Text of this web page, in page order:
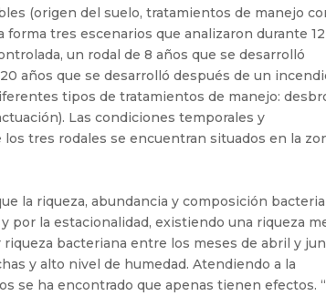
(origen del suelo, tratamientos de manejo
tres escenarios que analizaron durante 12
un rodal de 8 años que se desarrolló
años que se desarrolló después de un
tipos de tratamientos de manejo:
Las condiciones temporales y
tres rodales se encuentran situados en la
la riqueza, abundancia y composición
por la estacionalidad, existiendo una riqueza
bacteriana entre los meses de abril y
y alto nivel de humedad. Atendiendo a la
se ha encontrado que apenas tienen efectos.